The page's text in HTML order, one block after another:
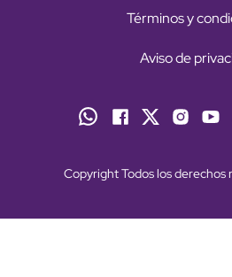
Términos y
Aviso de
Copyright Todos los